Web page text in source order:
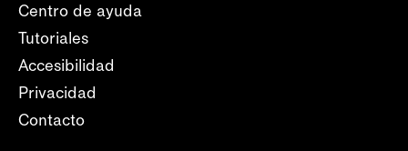
Centro de ayuda
Tutoriales
Accesibilidad
Privacidad
Contacto